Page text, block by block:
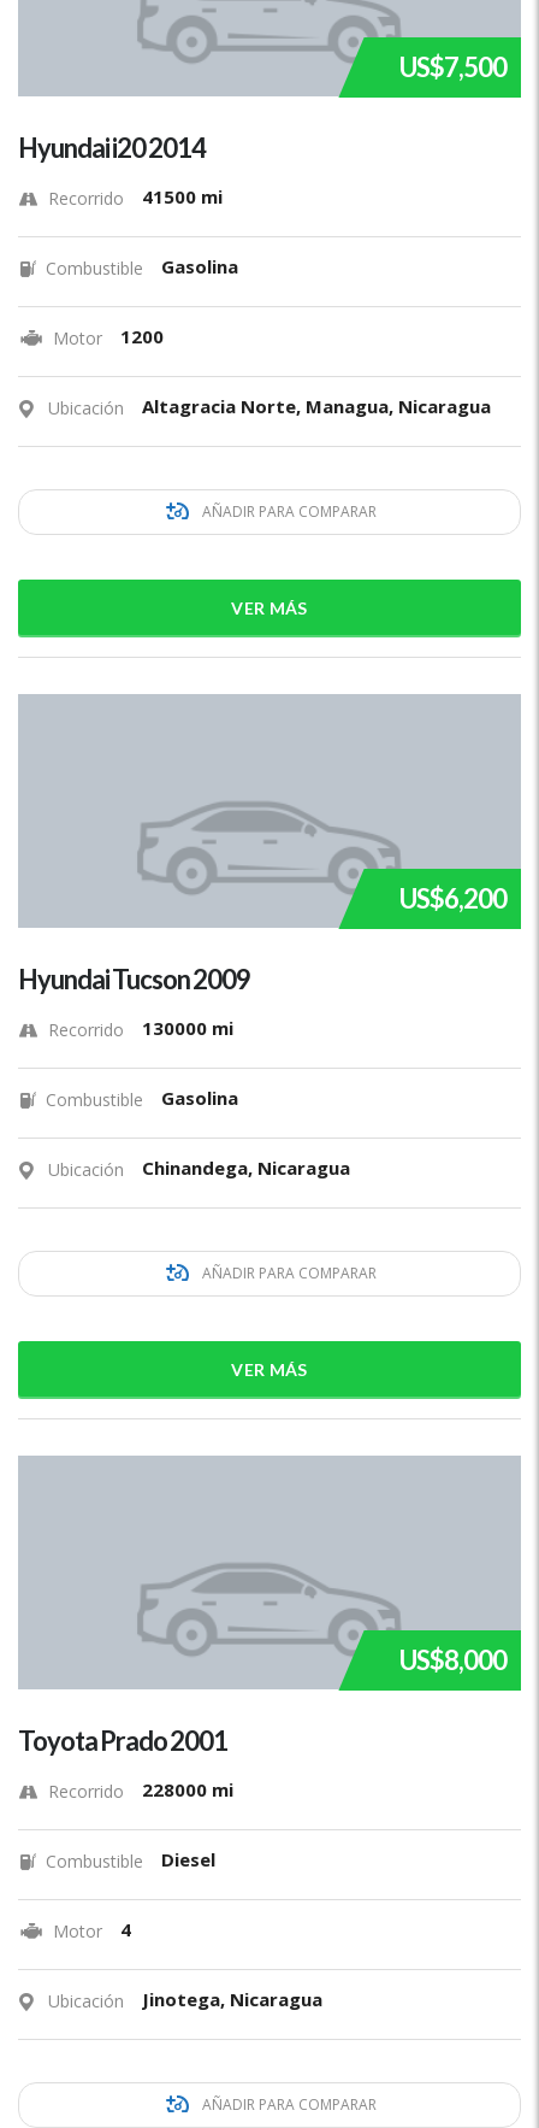
US$7,500
Hyundai i20 2014
Recorrido 41500 mi
Combustible Gasolina
Motor 1200
Ubicación Altagracia Norte, Managua, Nicaragua
AÑADIR PARA COMPARAR
VER MÁS
US$6,200
Hyundai Tucson 2009
Recorrido 130000 mi
Combustible Gasolina
Ubicación Chinandega, Nicaragua
AÑADIR PARA COMPARAR
VER MÁS
US$8,000
Toyota Prado 2001
Recorrido 228000 mi
Combustible Diesel
Motor 4
Ubicación Jinotega, Nicaragua
AÑADIR PARA COMPARAR